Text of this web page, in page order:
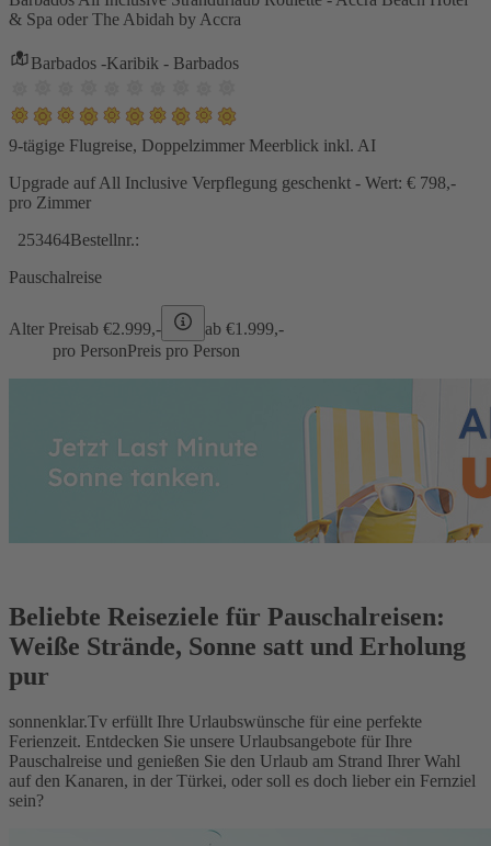
& Spa oder The Abidah by Accra
Barbados -Karibik - Barbados
9-tägige Flugreise, Doppelzimmer Meerblick inkl. AI
Upgrade auf All Inclusive Verpflegung geschenkt - Wert: € 798,-
pro Zimmer
253464Bestellnr.:
Pauschalreise
Alter Preisab €2.999,- ab €1.999,-
pro PersonPreis pro Person
Beliebte Reiseziele für Pauschalreisen:
Weiße Strände, Sonne satt und Erholung
pur
sonnenklar.Tv erfüllt Ihre Urlaubswünsche für eine perfekte
Ferienzeit. Entdecken Sie unsere Urlaubsangebote für Ihre
Pauschalreise und genießen Sie den Urlaub am Strand Ihrer Wahl
auf den Kanaren, in der Türkei, oder soll es doch lieber ein Fernziel
sein?